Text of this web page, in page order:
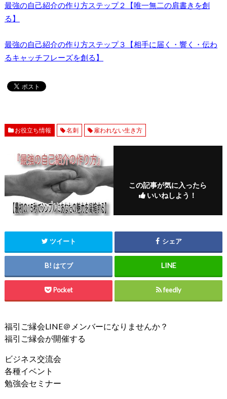
最強の自己紹介の作り方ステップ２【唯一無二の肩書きを創
る】
最強の自己紹介の作り方ステップ３【相手に届く・響く・伝わ
るキャッチフレーズを創る】
お役立ち情報 名刺 雇われない生き方
この記事が気に入ったら
いいねしよう！
ツイート シェア
はてブ
Pocket feedly
福引ご縁会LINE＠メンバーになりませんか？
福引ご縁会が開催する
ビジネス交流会
各種イベント
勉強会セミナー